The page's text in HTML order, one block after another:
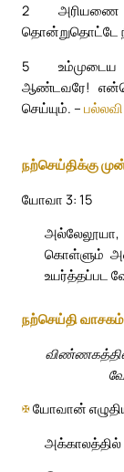
2
அரியணை
தொன்றுதொட்டே
5
ஆண்டவரே!
செய்யும். – பல்லவி
நற்செய்திக்கு
யோவா 3: 15
கொள்ளும்
உயர்த்தப்பட
நற்செய்தி வாசகம்
✠யோவான்
அக்காலத்தில்